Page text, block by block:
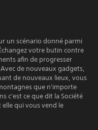
un scénario donné parmi
votre butin contre
afin de progresser
de nouveaux gadgets,
de nouveaux lieux, vous
que n'importe
c'est ce que dit la Société
elle qui vous vend le